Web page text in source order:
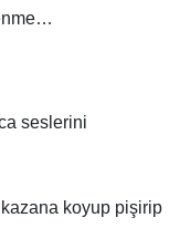
seslerini
koyup pişirip